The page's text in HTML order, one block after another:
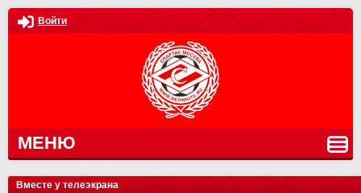
Войти
МЕНЮ
Вместе у телеэкрана